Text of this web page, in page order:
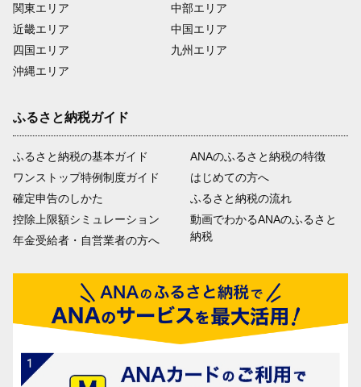
関東エリア
近畿エリア
四国エリア
沖縄エリア
中部エリア
中国エリア
九州エリア
ふるさと納税ガイド
ふるさと納税の基本ガイド
ワンストップ特例制度ガイド
確定申告のしかた
控除上限額シミュレーション
年金受給者・自営業者の方へ
ANAのふるさと納税の特徴
はじめての方へ
ふるさと納税の流れ
動画でわかるANAのふるさと
納税